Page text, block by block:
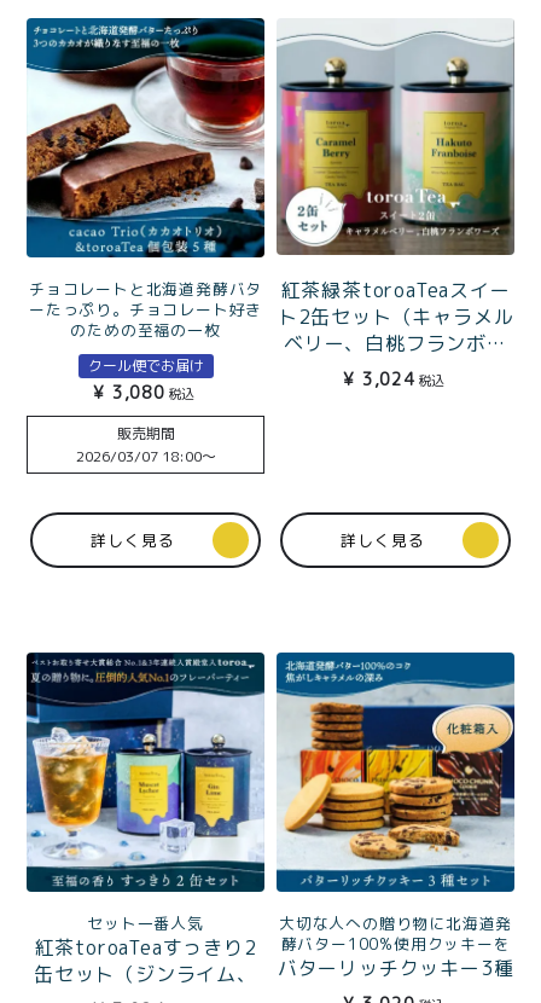
チョコレートと北海道発酵バタ
ーたっぷり。チョコレート好き
のための至福の一枚
cacaoTrio（カカオトリ
オ）4個入とtoroaTea個
包装5種のティータイムセ
ット
クール便でお届け
¥ 3,080 税込
販売期間
2026/03/07 18:00〜
詳しく見る
紅茶緑茶toroaTeaスイー
ト2缶セット（キャラメル
ベリー、白桃フランボワ
ーズ）
¥ 3,024 税込
詳しく見る
セット一番人気
紅茶toroaTeaすっきり2
缶セット（ジンライム、
大切な人への贈り物に北海道発
酵バター100%使用クッキーを
バターリッチクッキー3種
（プレミアムバター、チ